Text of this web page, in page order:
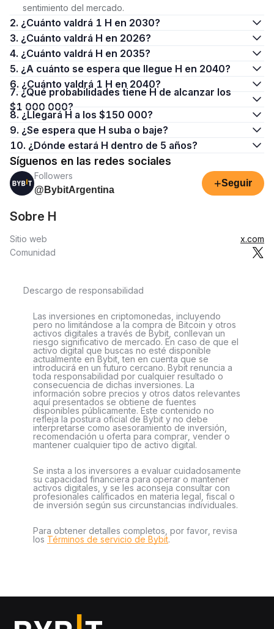
sentimiento del mercado.
2. ¿Cuánto valdrá 1 H en 2030?
3. ¿Cuánto valdrá H en 2026?
4. ¿Cuánto valdrá H en 2035?
5. ¿A cuánto se espera que llegue H en 2040?
6. ¿Cuánto valdrá 1 H en 2040?
7. ¿Qué probabilidades tiene H de alcanzar los
$1 000 000?
8. ¿Llegará H a los $150 000?
9. ¿Se espera que H suba o baje?
10. ¿Dónde estará H dentro de 5 años?
Síguenos en las redes sociales
Followers
@BybitArgentina
+Seguir
Sobre H
Sitio web
x.com
Comunidad
Descargo de responsabilidad
Las inversiones en criptomonedas, incluyendo
pero no limitándose a la compra de Bitcoin y otros
activos digitales a través de Bybit, conllevan un
riesgo significativo de mercado. En caso de que el
activo digital que buscas no esté disponible
actualmente en Bybit, ten en cuenta que se
introducirá en un futuro cercano. Bybit renuncia a
toda responsabilidad por cualquier resultado o
consecuencia de dichas inversiones. La
información sobre precios y otros datos relevantes
aquí presentados se obtiene de fuentes
disponibles públicamente. Este contenido no
refleja la postura oficial de Bybit y no debe
interpretarse como asesoramiento de inversión,
recomendación u oferta para comprar, vender o
mantener cualquier tipo de activo digital.
Se insta a los inversores a evaluar cuidadosamente
su capacidad financiera para operar o mantener
activos digitales, y se les aconseja consultar con
profesionales calificados en materia legal, fiscal o
de inversión según sus circunstancias individuales.
Para obtener detalles completos, por favor, revisa
los Términos de servicio de Bybit.